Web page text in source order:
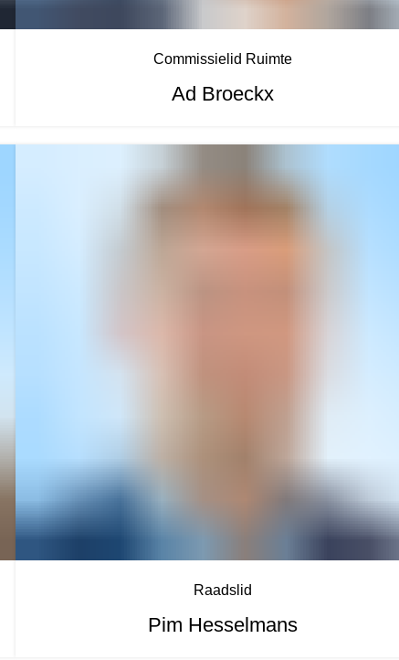
Commissielid Ruimte
Ad Broeckx
Raadslid
Pim Hesselmans